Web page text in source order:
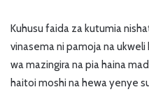
Kuhusu faida za kutumia
vinasema ni pamoja na
wa mazingira na pia haina
haitoi moshi na hewa yenye